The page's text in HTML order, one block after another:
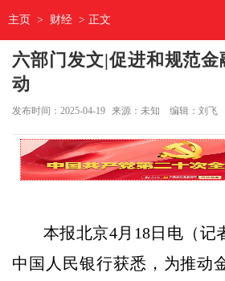
主页 > 财经 > 正文
六部门发文|促进和规范
动
发布时间：2025-04-19 来源：未知 编辑：刘飞
本报北京4月18日电（记
中国人民银行获悉，为推动